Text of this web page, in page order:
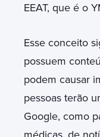
EEAT, que é o
Esse conceito
possuem
podem causar
pessoas terão
Google, como
médicas, de